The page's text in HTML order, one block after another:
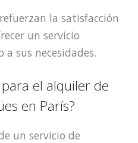
la satisfacción
un servicio
sus necesidades.
el alquiler de
en París?
un servicio de